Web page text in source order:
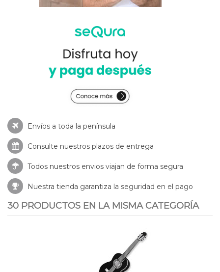
Envíos a toda la península
Consulte nuestros plazos de entrega
Todos nuestros envios viajan de forma segura
Nuestra tienda garantiza la seguridad en el pago
30 PRODUCTOS EN LA MISMA CATEGORÍA